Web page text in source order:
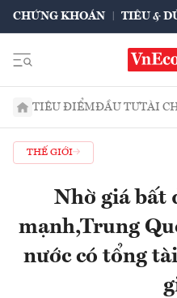
CHỨNG KHOÁN TIÊU &
TIÊU ĐIỂMĐẦU TƯTÀI
THẾ GIỚI
Nhờ giá bất
mạnh,Trung
nước có tổng